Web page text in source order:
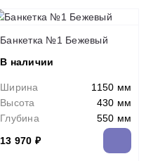
Банкетка №1 Бежевый
В наличии
Ширина
1150 мм
Высота
430 мм
Глубина
550 мм
13 970 ₽